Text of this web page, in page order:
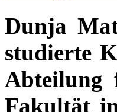
Dunja
studierte
Abteilung
Fakultät